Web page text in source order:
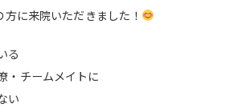
に来院いただきました！
る
・チームメイトに
い